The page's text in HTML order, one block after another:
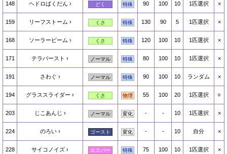
148 ヘドロばくだん どく 特殊 90 100 10 1匹選択 ×
159 リーフストーム くさ 特殊 130 90 5 1匹選択 ×
168 ソーラービーム くさ 特殊 120 100 10 1匹選択 ×
171 テラバースト ノーマル 特殊 80 100 10 1匹選択 ×
191 さわぐ ノーマル 特殊 90 100 10 ランダム ×
194 グラススライダー くさ 物理 55 100 20 1匹選択 ○
203 じこあんじ ノーマル 変化 - - 10 1匹選択 ×
224 のろい ゴースト 変化 - - 10 自分 ×
228 サイコノイズ エスパー 特殊 75 100 10 1匹選択 ×